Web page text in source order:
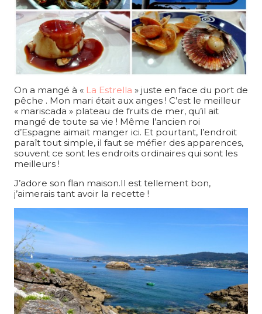
On a mangé à « La Estrella » juste en face du port de
pêche . Mon mari était aux anges ! C’est le meilleur
« mariscada » plateau de fruits de mer, qu’il ait
mangé de toute sa vie ! Même l’ancien roi
d’Espagne aimait manger ici. Et pourtant, l’endroit
paraît tout simple, il faut se méfier des apparences,
souvent ce sont les endroits ordinaires qui sont les
meilleurs !
J’adore son flan maison.Il est tellement bon,
j’aimerais tant avoir la recette !